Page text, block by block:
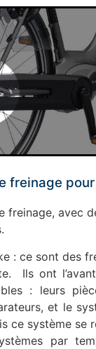
freinage
freinage, avec
: ce sont des
Ils ont
: leurs
et le
ce système se
par